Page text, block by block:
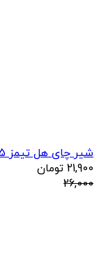
شیر چای هل تیمز 25 گرم
21,900 تومان
26,000